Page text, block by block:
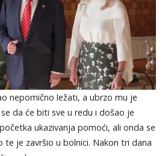
nepomično ležati, a ubrzo mu je
da će biti sve u redu i došao je
ukazivanja pomoći, ali onda se
je završio u bolnici. Nakon tri dana